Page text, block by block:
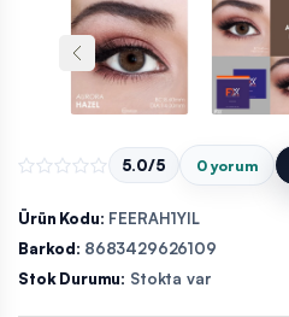
5.0/5 0 yorum
Ürün Kodu: FEERAH1YIL
Barkod: 8683429626109
Stok Durumu: Stokta var